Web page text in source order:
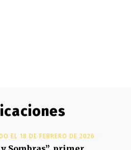
EL 18 DE FEBRERO DE 2026